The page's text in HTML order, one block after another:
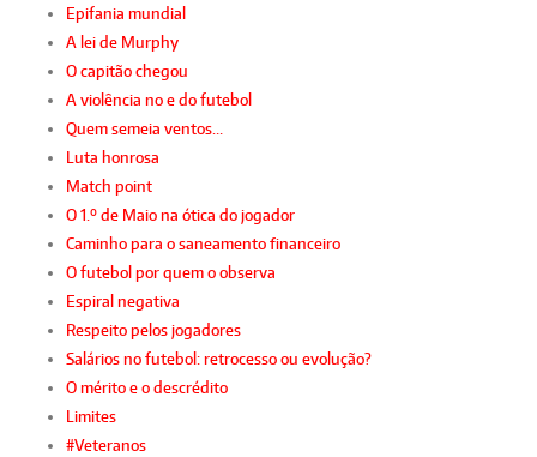
Epifania mundial
A lei de Murphy
O capitão chegou
A violência no e do futebol
Quem semeia ventos…
Luta honrosa
Match point
O 1.º de Maio na ótica do jogador
Caminho para o saneamento financeiro
O futebol por quem o observa
Espiral negativa
Respeito pelos jogadores
Salários no futebol: retrocesso ou evolução?
O mérito e o descrédito
Limites
#Veteranos